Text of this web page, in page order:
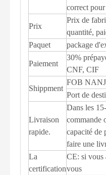
correct
Prix
Prix ​​de
quantité,
Paquet
package
Paiement
30%
CNF, CIF
Shippment
FOB
Port de
Livraison
rapide.
Dans les
commande
capacité de
faire une
La
certification
CE: si vous
vous